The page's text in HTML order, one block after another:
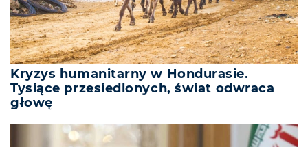
Kryzys humanitarny w Hondurasie.
Tysiące przesiedlonych, świat odwraca
głowę